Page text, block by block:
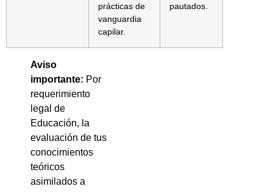
prácticas de
vanguardia
capilar.
pautados.
Aviso
importante: Por
requerimiento
legal de
Educación, la
evaluación de tus
conocimientos
teóricos
asimilados a